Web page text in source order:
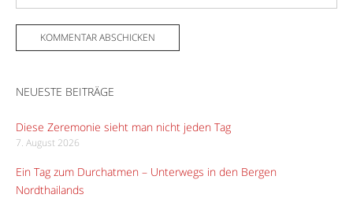
NEUESTE BEITRÄGE
Diese Zeremonie sieht man nicht jeden Tag
7. August 2026
Ein Tag zum Durchatmen – Unterwegs in den Bergen
Nordthailands